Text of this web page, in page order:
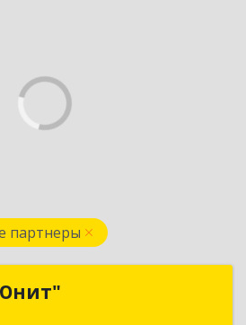
партнеры
Компания "Юнит"